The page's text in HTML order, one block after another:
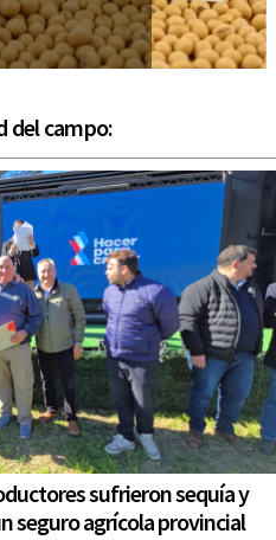
del campo:
sufrieron sequía y
seguro agrícola provincial